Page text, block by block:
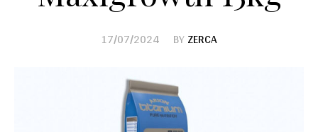
17/07/2024 BYZERCA